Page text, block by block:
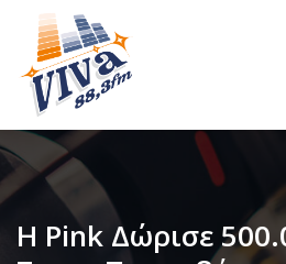
H Pink Δώρισε